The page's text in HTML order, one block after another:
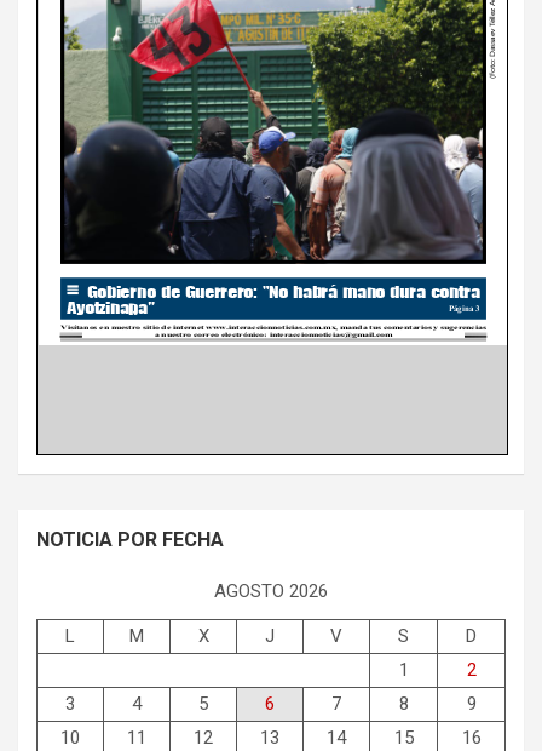
NOTICIA POR FECHA
AGOSTO 2026
L M X J V S
D
1
2
3
4 5 6 7 8
9
10
11 12 13 14 15
16